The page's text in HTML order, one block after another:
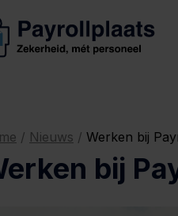
/ Nieuws / Werken bij
bij